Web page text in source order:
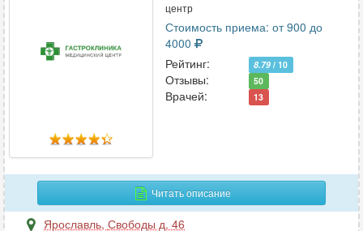
центр
Стоимость приема: от 900 до
4000
Рейтинг:
8.79 / 10
Отзывы: 50
Врачей: 13
Читать описание
Ярославль, Свободы д. 46